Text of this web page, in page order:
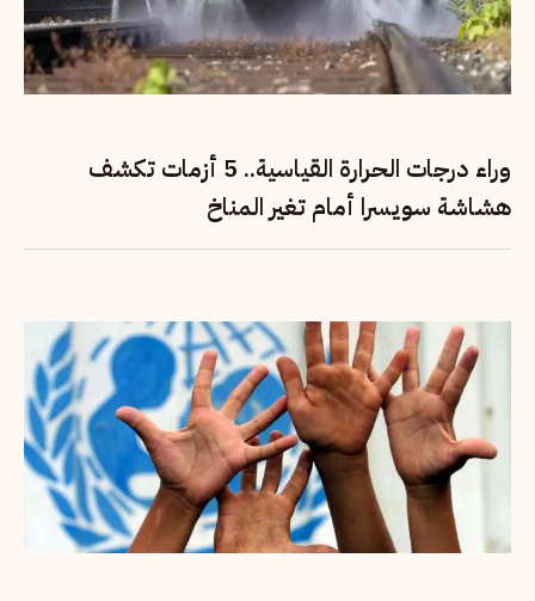
وراء درجات الحرارة القياسية.. 5 أزمات تكشف
هشاشة سويسرا أمام تغير المناخ